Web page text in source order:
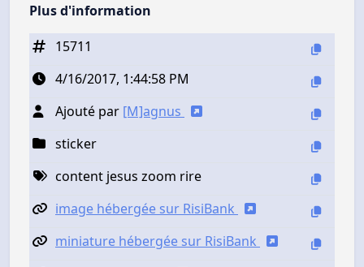
Plus d'information
15711
4/16/2017, 1:44:58 PM
Ajouté par [M]agnus
sticker
content jesus zoom rire
image hébergée sur RisiBank
miniature hébergée sur RisiBank